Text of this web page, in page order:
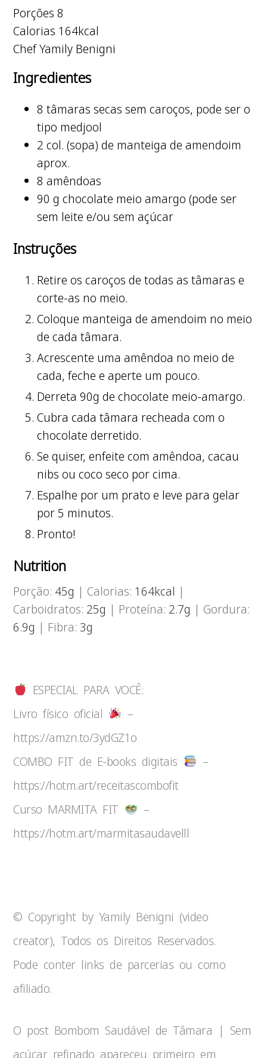
Porções8
Calorias 164kcal
ChefYamily Benigni
Ingredientes
8 tâmaras secassem caroços, pode ser o
tipo medjool
2 col. (sopa) de manteiga de amendoim
aprox.
8 amêndoas
90 g chocolate meio amargo (pode ser
sem leite e/ou sem açúcar
Instruções
Retire os caroços de todas as tâmaras e
corte-as no meio.
Coloque manteiga de amendoim no meio
de cada tâmara.
Acrescente uma amêndoa no meio de
cada, feche e aperte um pouco.
Derreta 90g de chocolate meio-amargo.
Cubra cada tâmara recheada com o
chocolate derretido.
Se quiser, enfeite com amêndoa, cacau
nibs ou coco seco por cima.
Espalhe por um prato e leve para gelar
por 5 minutos.
Pronto!
Nutrition
Porção: 45g | Calorias: 164kcal |
Carboidratos: 25g | Proteína: 2.7g | Gordura:
6.9g | Fibra:3g
ESPECIAL PARA VOCÊ:
Livro físico oficial
–
https://amzn.to/3ydGZ1o
COMBO FIT de E-books digitais
–
https://hotm.art/receitascombofit
Curso MARMITA FIT
–
https://hotm.art/marmitasaudavelll
© Copyright by Yamily Benigni (video
creator), Todos os Direitos Reservados.
Pode conter links de parcerias ou como
afiliado.
O post Bombom Saudável de Tâmara | Sem
açúcar refinado apareceu primeiro em